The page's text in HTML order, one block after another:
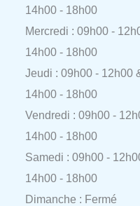
14h00 - 18h00
Mercredi : 09h00 -
14h00 - 18h00
Jeudi : 09h00 - 12h00
14h00 - 18h00
Vendredi : 09h00 -
14h00 - 18h00
Samedi : 09h00 -
14h00 - 18h00
Dimanche : Fermé